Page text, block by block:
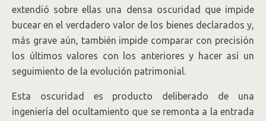
extendió sobre ellas una densa oscuridad que impide
bucear en el verdadero valor de los bienes declarados y,
más grave aún, también impide comparar con precisión
los últimos valores con los anteriores y hacer así un
seguimiento de la evolución patrimonial.
Esta oscuridad es producto deliberado de una
ingeniería del ocultamiento que se remonta a la entrada